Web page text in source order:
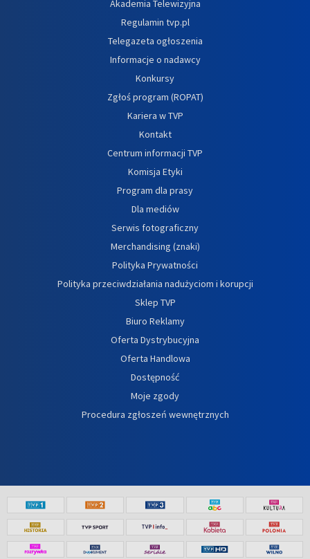
Akademia Telewizyjna
Regulamin tvp.pl
Telegazeta ogłoszenia
Informacje o nadawcy
Konkursy
Zgłoś program (ROPAT)
Kariera w TVP
Kontakt
Centrum informacji TVP
Komisja Etyki
Program dla prasy
Dla mediów
Serwis fotograficzny
Merchandising (znaki)
Polityka Prywatności
Polityka przeciwdziałania nadużyciom i korupcji
Sklep TVP
Biuro Reklamy
Oferta Dystrybucyjna
Oferta Handlowa
Dostępność
Moje zgody
Procedura zgłoszeń wewnętrznych